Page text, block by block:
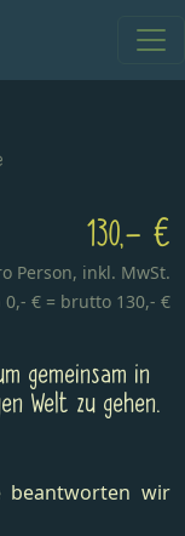
130,- €
Person, inkl. MwSt.
0,- € = brutto 130,- €
gemeinsam in
Welt zu gehen.
beantworten wir